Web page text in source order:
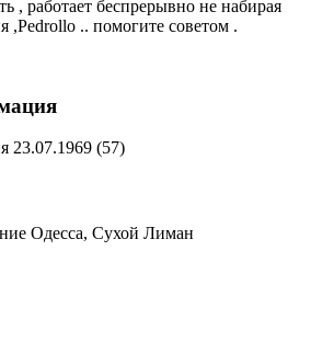
, работает беспрерывно не набирая
,Pedrollo .. помогите советом .
23.07.1969 (57)
Одесса, Сухой Лиман